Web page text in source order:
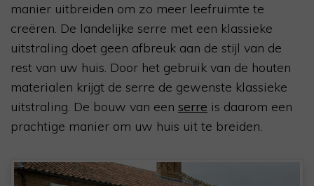
manier uitbreiden om zo meer leefruimte te
creëren. De landelijke serre met een klassieke
uitstraling doet geen afbreuk aan de stijl van de
rest van uw huis. Door het gebruik van de houten
materialen krijgt de serre de gewenste klassieke
uitstraling. De bouw van een serre is daarom een
prachtige manier om uw huis uit te breiden.